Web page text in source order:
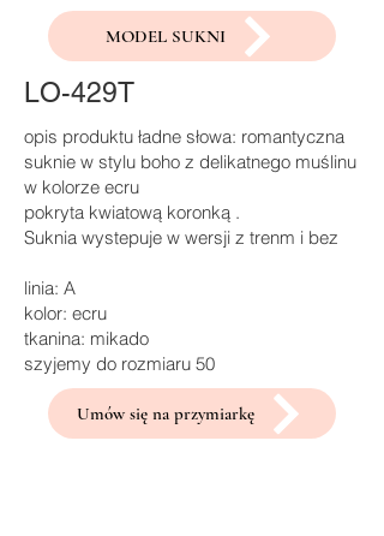
MODEL SUKNI
LO-429T
opis produktu ładne słowa: romantyczna
suknie w stylu boho z delikatnego muślinu
w kolorze ecru
pokryta kwiatową koronką .
Suknia wystepuje w wersji z trenm i bez
linia: A
kolor: ecru
tkanina: mikado
szyjemy do rozmiaru 50
Umów się na przymiarkę